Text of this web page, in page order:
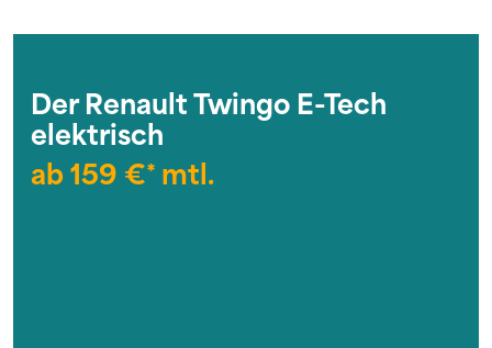
Der Renault Twingo E-Tech
elektrisch
ab 159 €* mtl.